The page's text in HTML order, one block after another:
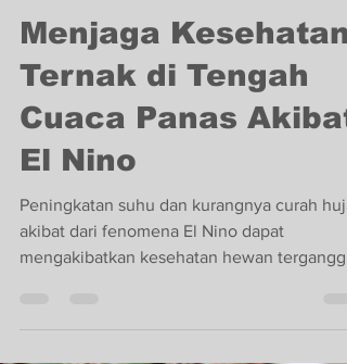
Sep 25, 2023
2 min read
Menjaga Kesehatan
Ternak di Tengah
Cuaca Panas Akibat
El Nino
Peningkatan suhu dan kurangnya curah
Masalah paling...